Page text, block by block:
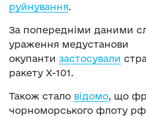
руйнування.
За попередніми даними
ураження медустанови
окупанти застосували
ракету Х-101.
Також стало відомо, що
чорноморського флоту